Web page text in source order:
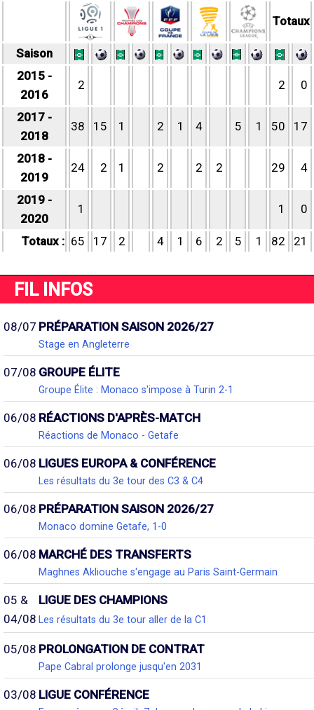
Totaux
Saison
2015 -
2016
2 2 0
2017 -
2018
38 15 1 2 1 4 5 1 50 17
2018 -
2019
24 2 1 2 2 2 29 4
2019 -
2020
1 1 0
Totaux : 65 17 2 4 1 6 2 5 1 82 21
FIL INFOS
08/07 PRÉPARATION SAISON 2026/27
Stage en Angleterre
07/08 GROUPE ÉLITE
Groupe Élite : Monaco s'impose à Turin 2-1
06/08 RÉACTIONS D'APRÈS-MATCH
Réactions de Monaco - Getafe
06/08 LIGUES EUROPA & CONFÉRENCE
Les résultats du 3e tour des C3 & C4
06/08 PRÉPARATION SAISON 2026/27
Monaco domine Getafe, 1-0
06/08 MARCHÉ DES TRANSFERTS
Maghnes Akliouche s'engage au Paris Saint-Germain
05 &
04/08
LIGUE DES CHAMPIONS
Les résultats du 3e tour aller de la C1
05/08 PROLONGATION DE CONTRAT
Pape Cabral prolonge jusqu'en 2031
03/08 LIGUE CONFÉRENCE